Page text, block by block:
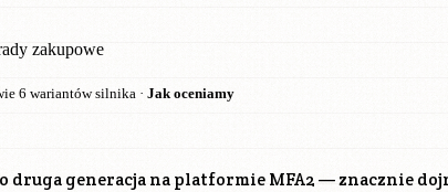
zakupowe
6 wariantów silnika · Jak oceniamy
to druga generacja na platformie MFA2 — znacznie